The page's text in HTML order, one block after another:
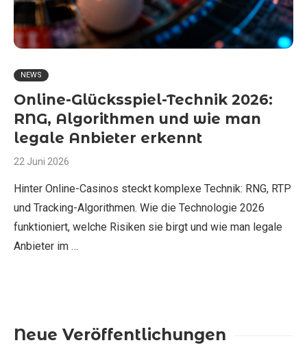
NEWS
Online-Glücksspiel-Technik 2026:
RNG, Algorithmen und wie man
legale Anbieter erkennt
22 Juni 2026
Hinter Online-Casinos steckt komplexe Technik: RNG, RTP
und Tracking-Algorithmen. Wie die Technologie 2026
funktioniert, welche Risiken sie birgt und wie man legale
Anbieter im …
Neue Veröffentlichungen